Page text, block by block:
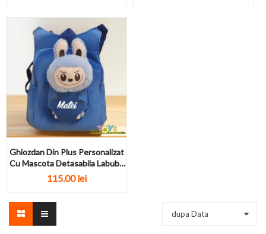
Ghiozdan Din Plus Personalizat
Cu Mascota Detasabila Labubu
Albastru
115.00 lei
dupa Data